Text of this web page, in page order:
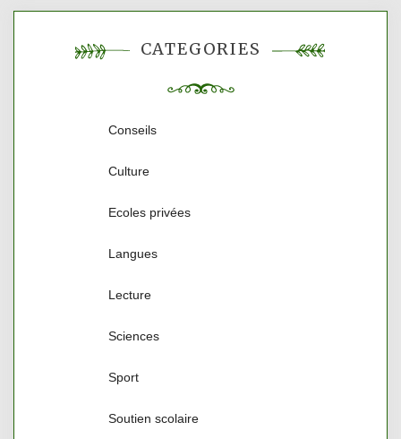
CATÉGORIES
Conseils
Culture
Ecoles privées
Langues
Lecture
Sciences
Sport
Soutien scolaire